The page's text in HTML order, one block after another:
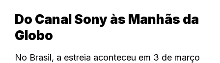
Do Canal Sony às Manhãs da
Globo
No Brasil, a estreia aconteceu em 3 de março